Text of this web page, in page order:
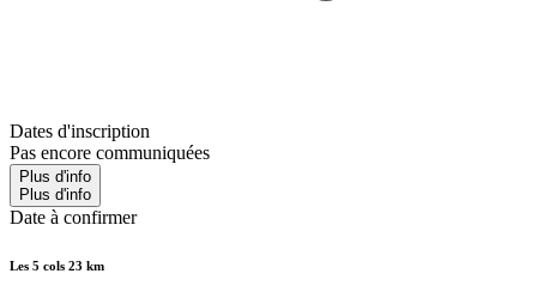
Dates d'inscription
Pas encore communiquées
Plus d'info
Plus d'info
Date à confirmer
Les 5 cols 23 km